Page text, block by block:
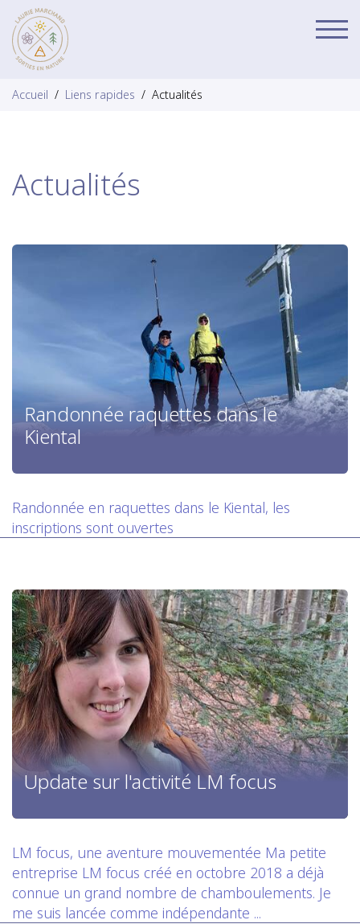
Accueil Liens rapides Actualités
Actualités
Randonnée raquettes dans le
Kiental
Randonnée en raquettes dans le Kiental, les
inscriptions sont ouvertes
Update sur l'activité LM focus
LM focus, une aventure mouvementée Ma petite
entreprise LM focus créé en octobre 2018 a déjà
connue un grand nombre de chamboulements. Je
me suis lancée comme indépendante ...